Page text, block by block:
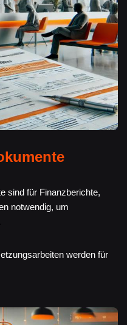
sind für Finanzberichte,
notwendig, um
werden für